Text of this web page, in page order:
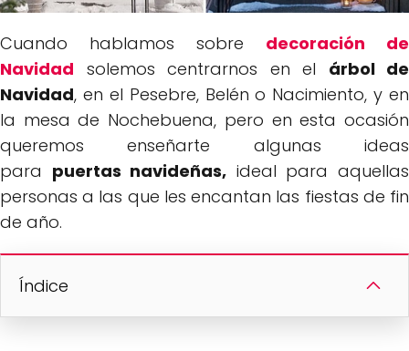
Cuando hablamos sobre decoración de
Navidad solemos centrarnos en el árbol de
Navidad, en el Pesebre, Belén o Nacimiento, y en
la mesa de Nochebuena, pero en esta ocasión
queremos enseñarte algunas ideas
para puertas navideñas, ideal para aquellas
personas a las que les encantan las fiestas de fin
de año.
Índice